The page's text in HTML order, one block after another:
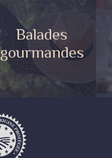
Balades
gourmandes